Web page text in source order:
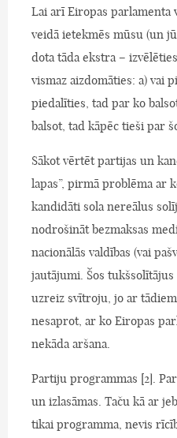
Lai arī Eiropas parlamenta
veidā ietekmēs mūsu (un
dota tāda ekstra –
vismaz aizdomāties: a) vai
piedalīties, tad par ko
balsot, tad kāpēc tieši par
Sākot vērtēt partijas un
lapas”, pirmā problēma ar
kandidāti sola nereālus
nodrošināt bezmaksas
nacionālās valdības (vai
jautājumi. Šos
uzreiz svītroju, jo ar
nesaprot, ar ko Eiropas
nekāda aršana.
Partiju programmas [2].
un izlasāmas. Taču kā ar
tikai programma, nevis